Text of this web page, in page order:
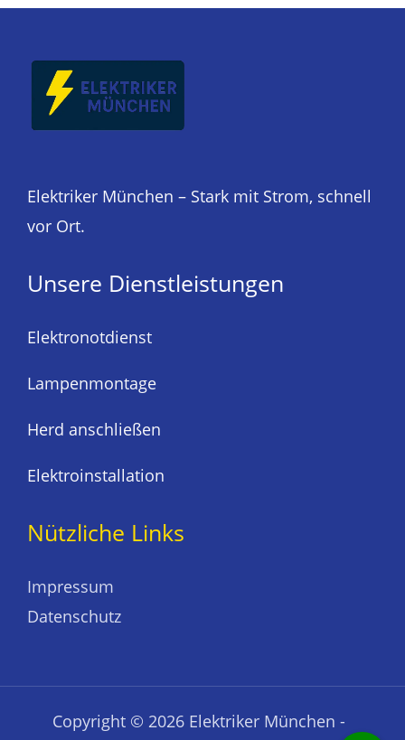
Elektriker München – Stark mit Strom, schnell
vor Ort.
Unsere Dienstleistungen
Elektronotdienst
Lampenmontage
Herd anschließen
Elektroinstallation
Nützliche Links
Impressum
Datenschutz
Copyright © 2026 Elektriker München -